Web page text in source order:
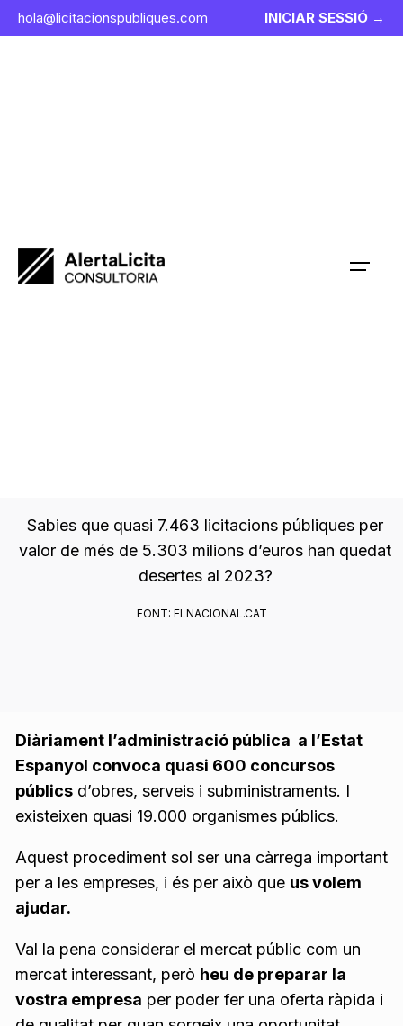
hola@licitacionspubliques.com INICIAR SESSIÓ →
Sabies que quasi 7.463 licitacions públiques per
valor de més de 5.303 milions d’euros han quedat
desertes al 2023?
FONT: ELNACIONAL.CAT
Diàriament l’administració pública a l’Estat
Espanyol convoca quasi 600 concursos
públics d’obres, serveis i subministraments. I
existeixen quasi 19.000 organismes públics.
Aquest procediment sol ser una càrrega important
per a les empreses, i és per això que us volem
ajudar.
Val la pena considerar el mercat públic com un
mercat interessant, però heu de preparar la
vostra empresa per poder fer una oferta ràpida i